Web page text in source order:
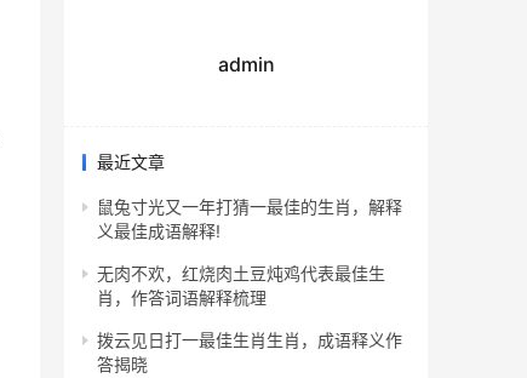
admin
最近文章
鼠兔寸光又一年打猜一最佳的生肖，解释
义最佳成语解释!
无肉不欢，红烧肉土豆炖鸡代表最佳生
肖，作答词语解释梳理
拨云见日打一最佳生肖生肖，成语释义作
答揭晓